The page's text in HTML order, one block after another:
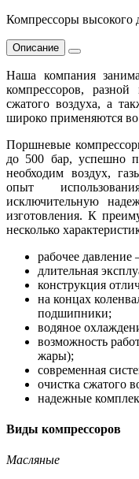
Компрессоры высокого
Описание
Наша компания
компрессоров,
сжатого воздуха, а
широко применяются
Поршневые
до 500 бар, успешно
необходим воздух,
опыт
исключительную
изготовления. К
несколько
рабочее давление
длительная
конструкция
на концах
подшипники;
водяное
возможность
жары);
современная
очистка сжатого
надежные
Виды компрессоров
Масляные